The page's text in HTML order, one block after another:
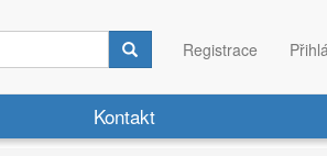
Registrace
Kontakt